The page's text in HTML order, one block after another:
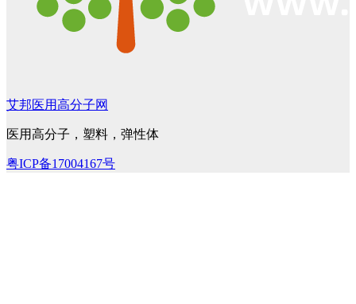
艾邦医用高分子网
医用高分子，塑料，弹性体
粤ICP备17004167号